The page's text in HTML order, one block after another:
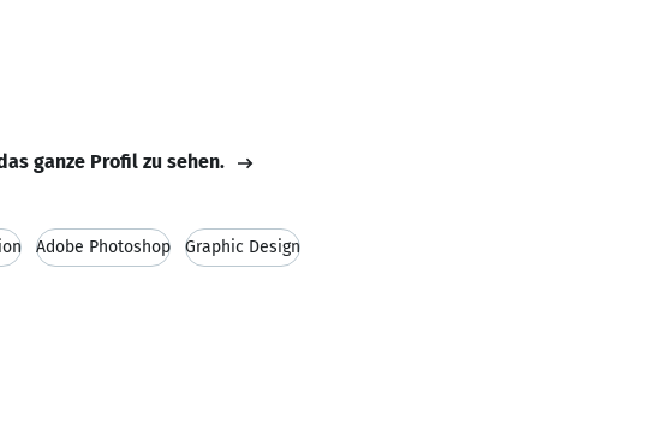
ganze Profil zu sehen.
Adobe Photoshop Graphic Design